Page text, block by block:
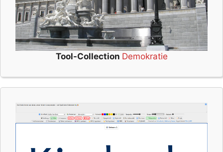
Tool-Collection Demokratie